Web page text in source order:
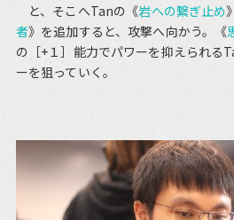
と、そこへTanの《岩への繋ぎ止め
者》を追加すると、攻撃へ向かう。《
の［+１］能力でパワーを抑えられる
ーを狙っていく。